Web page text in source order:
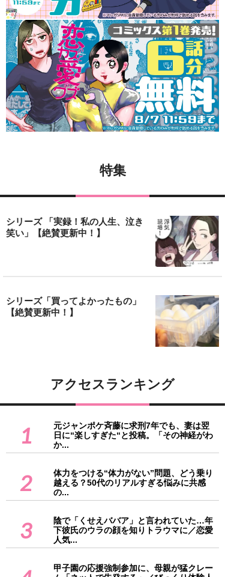
特集
シリーズ 「実録！私の人生、泣き
笑い」【絶賛更新中！】
シリーズ「買ってよかったもの」
【絶賛更新中！】
アクセスランキング
1
元ジャンポケ斉藤に求刑7年でも、妻は翌
日に“楽しすぎた“と投稿。「その神経がわ
か...
2
体力をつける“体力がない”問題、どう乗り
越える？50代のリアルすぎる悩みに共感
の...
3
陰で「くせえババア」と言われていた…年
下彼氏のウラの顔を知りトラウマに／恋愛
人気...
甲子園の応援強制参加に、母親が猛クレー